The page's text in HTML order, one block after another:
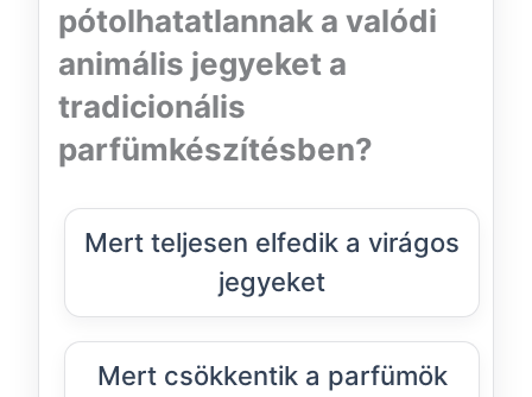
pótolhatatlannak a valódi
animális jegyeket a
tradicionális
parfümkészítésben?
Mert teljesen elfedik a virágos
jegyeket
Mert csökkentik a parfümök